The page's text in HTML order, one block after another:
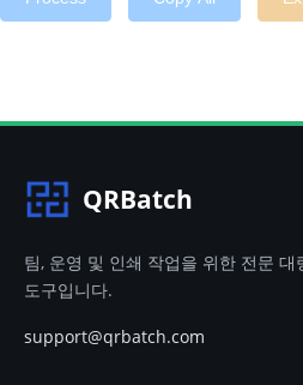
QRBatch
팀, 운영 및 인쇄 작업을 위한 전문 대
도구입니다.
support@qrbatch.com